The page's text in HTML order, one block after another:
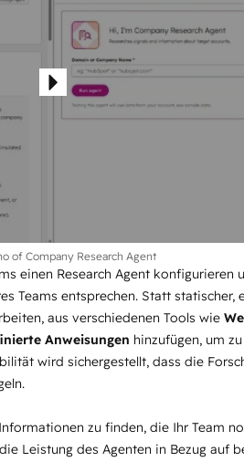
of Company Research Agent
einen Research Agent konfigurieren
Teams entsprechen. Statt statischer,
aus verschiedenen Tools wie
Anweisungen hinzufügen, um
wird sichergestellt, dass die
zu finden, die Ihr Team
Leistung des Agenten in Bezug auf